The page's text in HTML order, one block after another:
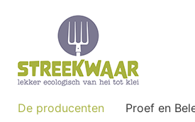
De producenten
Proef en